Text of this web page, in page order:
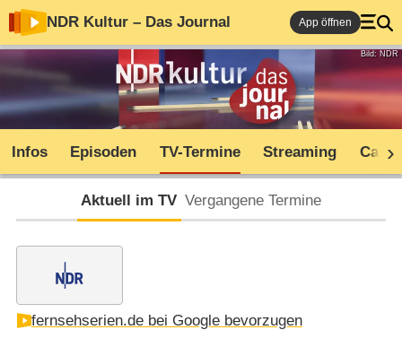
NDR Kultur – Das Journal App öffnen
Bild: NDR
Infos Episoden TV-Termine Streaming Cast
Aktuell im TV Vergangene Termine
fernsehserien.de bei Google bevorzugen